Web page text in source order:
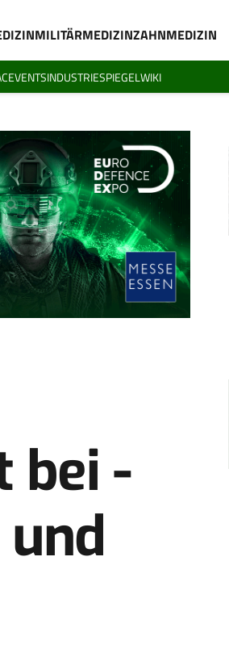
MILITÄRMEDIZINZAHNMEDIZIN
EVENTSINDUSTRIESPIEGELWIKI
bei